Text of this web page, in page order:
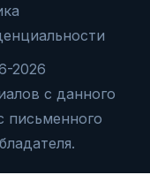
2026
с данного
письменного